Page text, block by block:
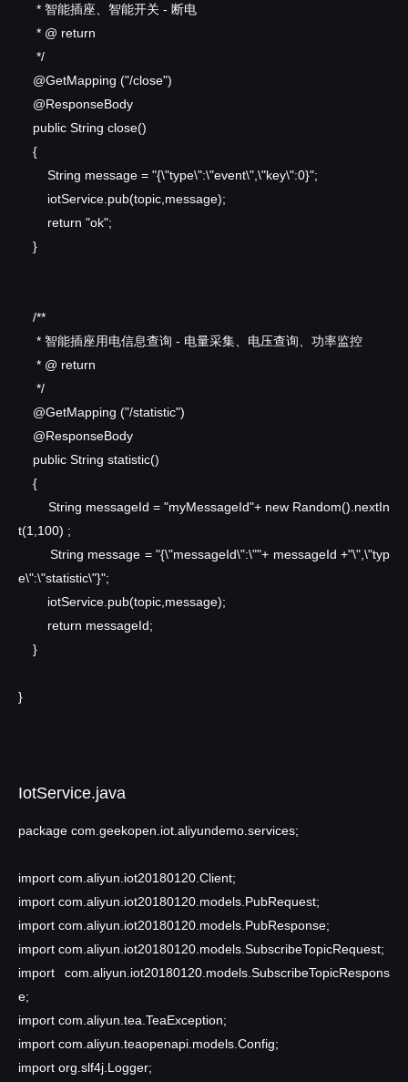
* 智能插座、智能开关 - 断电
* @ return
*/
@GetMapping ("/close")
@ResponseBody
public String close()
{
String message = "{\"type\":\"event\",\"key\":0}";
iotService.pub(topic,message);
return "ok";
}
/**
* 智能插座用电信息查询 - 电量采集、电压查询、功率监控
* @ return
*/
@GetMapping ("/statistic")
@ResponseBody
public String statistic()
{
String messageId = "myMessageId"+ newRandom().nextIn
t(1,100) ;
String message = "{\"messageId\":\""+ messageId +"\",\"typ
e\":\"statistic\"}";
iotService.pub(topic,message);
return messageId;
}
}
IotService.java
package com.geekopen.iot.aliyundemo.services;
import com.aliyun.iot20180120.Client;
import com.aliyun.iot20180120.models.PubRequest;
import com.aliyun.iot20180120.models.PubResponse;
import com.aliyun.iot20180120.models.SubscribeTopicRequest;
import com.aliyun.iot20180120.models.SubscribeTopicRespons
e;
import com.aliyun.tea.TeaException;
import com.aliyun.teaopenapi.models.Config;
import org.slf4j.Logger;